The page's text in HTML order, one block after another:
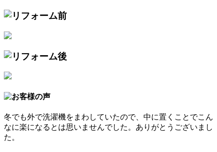
冬でも外で洗濯機をまわしていたので、中に置くことでこん
なに楽になるとは思いませんでした。ありがとうございまし
た。